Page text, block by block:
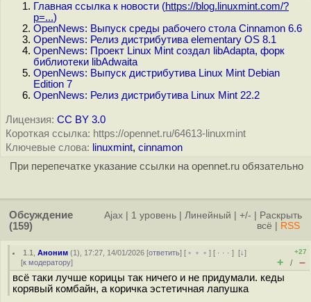
Главная ссылка к новости (https://blog.linuxmint.com/?
p=...)
OpenNews: Выпуск среды рабочего стола Cinnamon 6.6
OpenNews: Релиз дистрибутива elementary OS 8.1
OpenNews: Проект Linux Mint создал libAdapta, форк
библиотеки libAdwaita
OpenNews: Выпуск дистрибутива Linux Mint Debian
Edition 7
OpenNews: Релиз дистрибутива Linux Mint 22.2
Лицензия: CC BY 3.0
Короткая ссылка: https://opennet.ru/64613-linuxmint
Ключевые слова: linuxmint, cinnamon
При перепечатке указание ссылки на opennet.ru обязательно
Обсуждение
(159)
Ajax 1 уровень Линейный +/-
Раскрыть
всё
RSS
1.1 ,Аноним (1), 17:27, 14/01/2026 [ответить] [ ﹢﹢﹢] [ · · ·][↓]
[к модератору]
+27
+ / –
всё таки лучше корицы так ничего и не придумали. кеды
корявый комбайн, а коричка эстетичная лапушка